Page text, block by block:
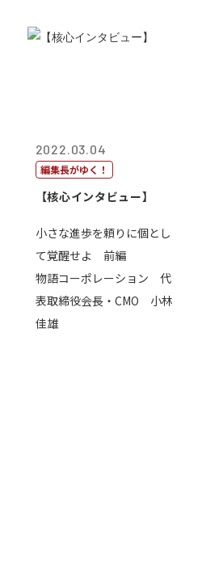
2022.03.04
編集長がゆく！
【核心インタビュー】
小さな進歩を頼りに個とし
て覚醒せよ 前編
物語コーポレーション 代
表取締役会長・CMO 小林
佳雄